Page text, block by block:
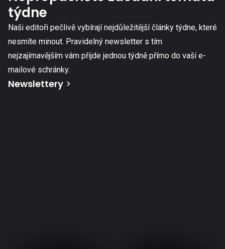
týdne
Naši editoři pečlivě vybírají nejdůležitější články týdne, které
nesmíte minout. Pravidelný newsletter s tím
nejzajímavějším vám přijde jednou týdně přímo do vaší e-
mailové schránky.
Newslettery